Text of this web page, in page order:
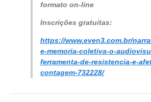
formato on-line
Inscrições gratuitas:
https://www.even3.com.br/
e-memoria-coletiva-o-
ferramenta-de-resistencia-e-
contagem-732228/